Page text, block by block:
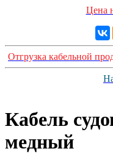
Цена
Отгрузка кабельной
Кабель
медный